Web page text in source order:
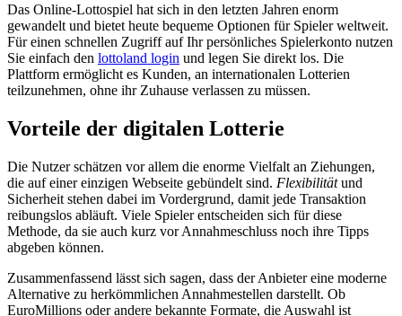
Das Online-Lottospiel hat sich in den letzten Jahren enorm
gewandelt und bietet heute bequeme Optionen für Spieler weltweit.
Für einen schnellen Zugriff auf Ihr persönliches Spielerkonto nutzen
Sie einfach den lottoland login und legen Sie direkt los. Die
Plattform ermöglicht es Kunden, an internationalen Lotterien
teilzunehmen, ohne ihr Zuhause verlassen zu müssen.
Vorteile der digitalen Lotterie
Die Nutzer schätzen vor allem die enorme Vielfalt an Ziehungen,
die auf einer einzigen Webseite gebündelt sind. Flexibilitätund
Sicherheit stehen dabei im Vordergrund, damit jede Transaktion
reibungslos abläuft. Viele Spieler entscheiden sich für diese
Methode, da sie auch kurz vor Annahmeschluss noch ihre Tipps
abgeben können.
Zusammenfassend lässt sich sagen, dass der Anbieter eine moderne
Alternative zu herkömmlichen Annahmestellen darstellt. Ob
EuroMillions oder andere bekannte Formate, die Auswahl ist